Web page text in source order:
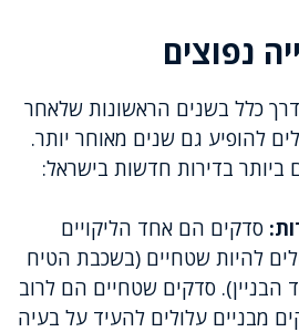
נפוצים
כלל בשנים הראשונות שלאחר
להופיע גם שנים מאוחר יותר.
ביותר בדירות חדשות בישראל:
סדקים הם אחד הליקויים
להיות שטחיים (בשכבת הטיח
הבניין). סדקים שטחיים הם לרוב
מבניים עלולים להעיד על בעיה